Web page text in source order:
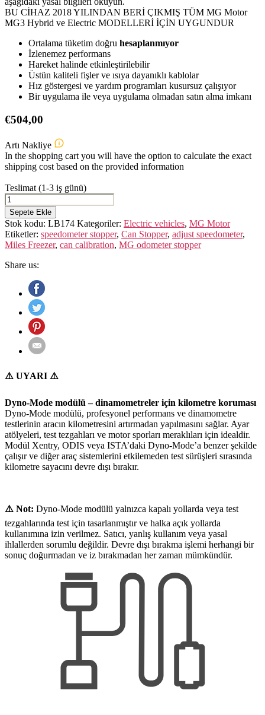
BU CİHAZ 2018 YILINDAN BERİ ÇIKMIŞ TÜM MG Motor
MG3 Hybrid ve Electric MODELLERİ İÇİN UYGUNDUR
Ortalama tüketim doğru hesaplanmıyor
İzlenemez performans
Hareket halinde etkinleştirilebilir
Üstün kaliteli fişler ve ısıya dayanıklı kablolar
Hız göstergesi ve yardım programları kusursuz çalışıyor
Bir uygulama ile veya uygulama olmadan satın alma imkanı
€504,00
Artı Nakliye
In the shopping cart you will have the option to calculate the exact
shipping cost based on the provided information
Teslimat (1-3 iş günü)
MG
Motor
MG3
Hybrid
ve
Electric
adet
Sepete Ekle
Stok kodu: LB174 Kategoriler: Electric vehicles, MG Motor
Etiketler: speedometer stopper, Can Stopper, adjust speedometer,
Miles Freezer, can calibration, MG odometer stopper
Share us:
⚠️ UYARI ⚠️
Dyno-Mode modülü – dinamometreler için kilometre koruması
Dyno-Mode modülü, profesyonel performans ve dinamometre
testlerinin aracın kilometresini artırmadan yapılmasını sağlar. Ayar
atölyeleri, test tezgahları ve motor sporları meraklıları için idealdir.
Modül Xentry, ODIS veya ISTA’daki Dyno-Mode’a benzer şekilde
çalışır ve diğer araç sistemlerini etkilemeden test sürüşleri sırasında
kilometre sayacını devre dışı bırakır.
⚠️ Not: Dyno-Mode modülü yalnızca kapalı yollarda veya test
tezgahlarında test için tasarlanmıştır ve halka açık yollarda
kullanımına izin verilmez. Satıcı, yanlış kullanım veya yasal
ihlallerden sorumlu değildir. Devre dışı bırakma işlemi herhangi bir
sonuç doğurmadan ve iz bırakmadan her zaman mümkündür.